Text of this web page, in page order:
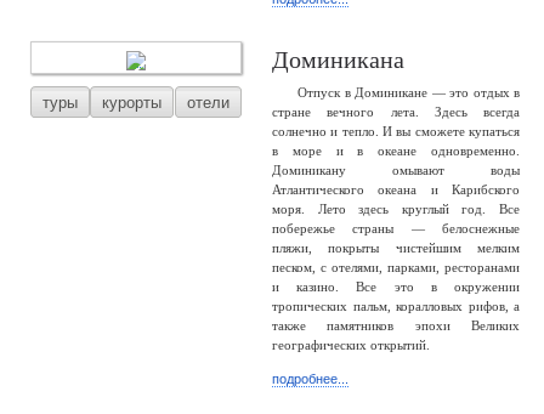
туры курорты отели
Доминикана
Отпуск в Доминикане — это отдых в
стране вечного лета. Здесь всегда
солнечно и тепло. И вы сможете купаться
в море и в океане одновременно.
Доминикану омывают воды
Атлантического океана и Карибского
моря. Лето здесь круглый год. Все
побережье страны — белоснежные
пляжи, покрыты чистейшим мелким
песком, с отелями, парками, ресторанами
и казино. Все это в окружении
тропических пальм, коралловых рифов, а
также памятников эпохи Великих
географических открытий.
подробнее...